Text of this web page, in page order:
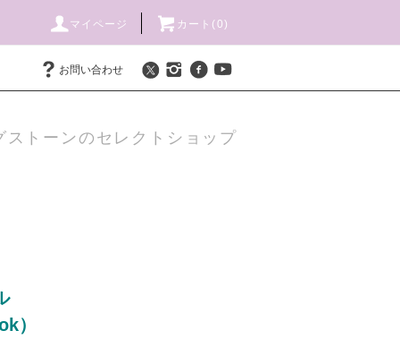
マイページ カート(0)
お問い合わせ
ストーンのセレクトショップ
）